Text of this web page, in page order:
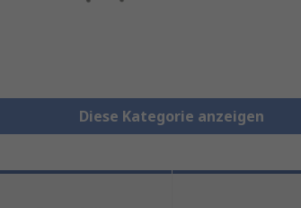
Diese Kategorie anzeigen